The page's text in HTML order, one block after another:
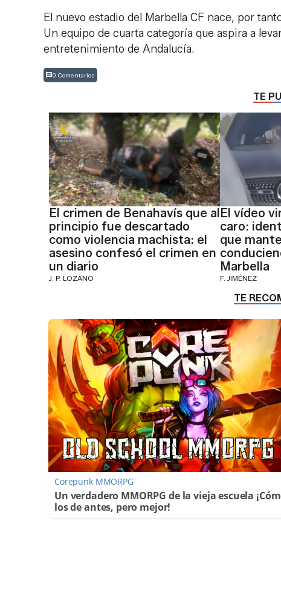
El nuevo estadio del Marbella CF nace, por
Un equipo de cuarta categoría que aspira a
entretenimiento de Andalucía.
0 Comentarios
TE
El crimen de Benahavís que al
principio fue descartado
como violencia machista: el
asesino confesó el crimen en
un diario
J. P. LOZANO
El vídeo
caro:
que
Marbella
F. JIMÉNEZ
Corepunk MMORPG
Un verdadero MMORPG de la vieja escuela
los de antes, pero mejor!